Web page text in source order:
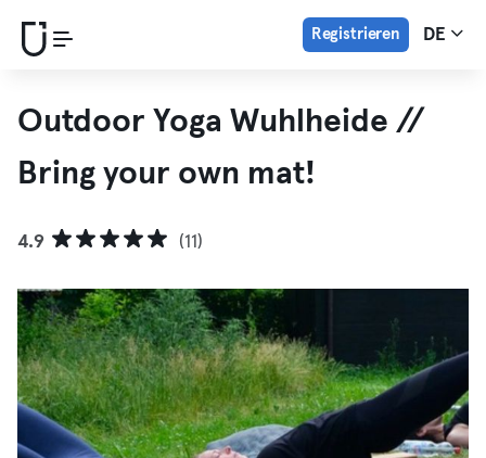
Registrieren DE
Outdoor Yoga Wuhlheide //
Bring your own mat!
4.9 (11)